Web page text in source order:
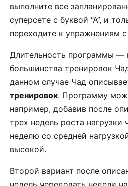
выполните все
суперсете с буквой “А”, и
переходите к упражнениям с
Длительность программы —
большинства тренировок
данном случае Чад
тренировок. Программу
например, добавив после
трех недель роста нагрузки
неделю со средней
высокой.
Второй вариант после